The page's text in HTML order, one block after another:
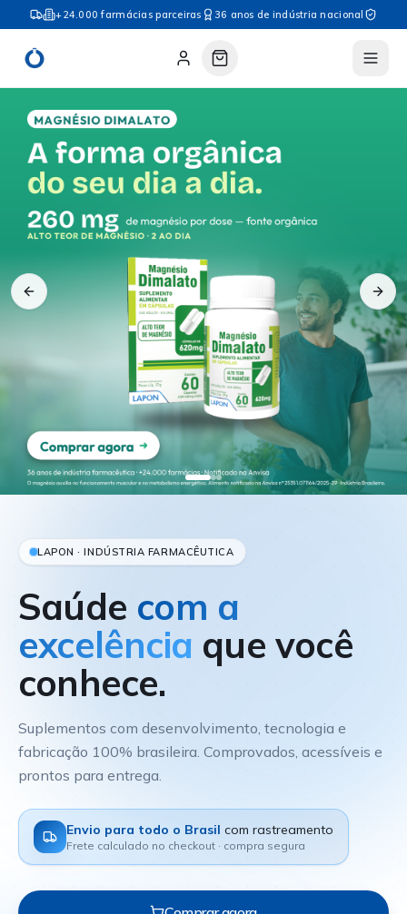
+24.000 farmácias parceiras 36 anos de indústria nacional
LAPON · INDÚSTRIA FARMACÊUTICA
Saúde com a
excelência que você
conhece.
Suplementos com desenvolvimento, tecnologia e
fabricação 100% brasileira. Comprovados, acessíveis e
prontos para entrega.
Envio para todo o Brasil com rastreamento
Frete calculado no checkout · compra segura